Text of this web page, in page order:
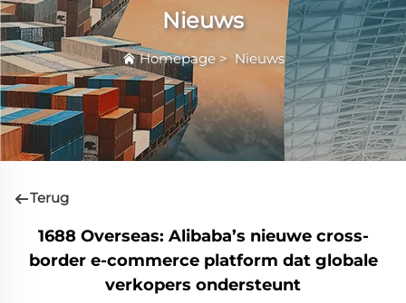
Nieuws
Homepage> Nieuws
Terug
1688 Overseas: Alibaba’s nieuwe cross-
border e-commerce platform dat globale
verkopers ondersteunt